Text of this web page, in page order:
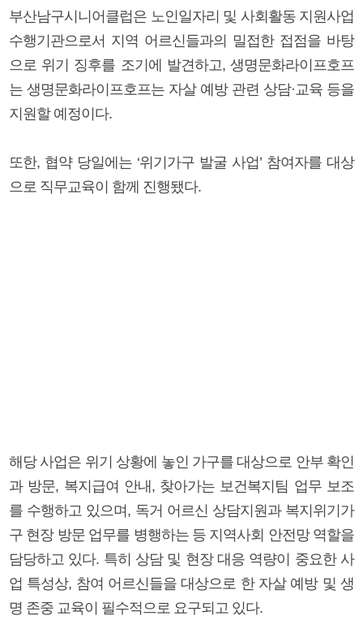
부산남구시니어클럽은 노인일자리 및 사회활동 지원사업
수행기관으로서 지역 어르신들과의 밀접한 접점을 바탕
으로 위기 징후를 조기에 발견하고, 생명문화라이프호프
는 생명문화라이프호프는 자살 예방 관련 상담·교육 등을
지원할 예정이다.
또한, 협약 당일에는 ‘위기가구 발굴 사업’ 참여자를 대상
으로 직무교육이 함께 진행됐다.
해당 사업은 위기 상황에 놓인 가구를 대상으로 안부 확인
과 방문, 복지급여 안내, 찾아가는 보건복지팀 업무 보조
를 수행하고 있으며, 독거 어르신 상담지원과 복지위기가
구 현장 방문 업무를 병행하는 등 지역사회 안전망 역할을
담당하고 있다. 특히 상담 및 현장 대응 역량이 중요한 사
업 특성상, 참여 어르신들을 대상으로 한 자살 예방 및 생
명 존중 교육이 필수적으로 요구되고 있다.